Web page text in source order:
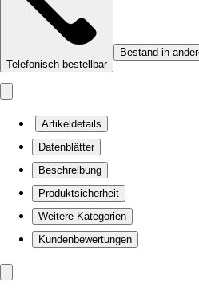
Telefonisch bestellbar
Bestand in
Artikeldetails
Datenblätter
Beschreibung
Produktsicherheit
Weitere Kategorien
Kundenbewertungen